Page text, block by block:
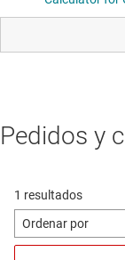
Pedidos y